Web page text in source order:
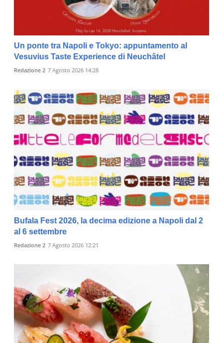
Un ponte tra Napoli e Tokyo: appuntamento al
Vesuvius Taste Experience di Neuchâtel
Redazione 2 7 Agosto 2026 14:28
Bufala Fest 2026, la decima edizione a Napoli dal 2
al 6 settembre
Redazione 2 7 Agosto 2026 12:21